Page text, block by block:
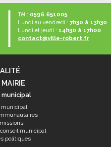
Tél : 0596 651005
Lundi au vendredi : 7h30 à 13h30
Lundi et jeudi : 14h30 à 17h00
contact@ville-robert.fr
municipal
municipal
municipal
politiques